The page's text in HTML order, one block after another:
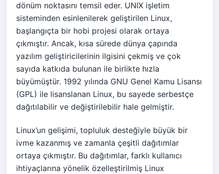
dönüm noktasını temsil eder. UNIX işletim
sisteminden esinlenilerek geliştirilen Linux,
başlangıçta bir hobi projesi olarak ortaya
çıkmıştır. Ancak, kısa sürede dünya çapında
yazılım geliştiricilerinin ilgisini çekmiş ve çok
sayıda katkıda bulunan ile birlikte hızla
büyümüştür. 1992 yılında GNU Genel Kamu Lisansı
(GPL) ile lisanslanan Linux, bu sayede serbestçe
dağıtılabilir ve değiştirilebilir hale gelmiştir.
Linux’un gelişimi, topluluk desteğiyle büyük bir
ivme kazanmış ve zamanla çeşitli dağıtımlar
ortaya çıkmıştır. Bu dağıtımlar, farklı kullanıcı
ihtiyaçlarına yönelik özelleştirilmiş Linux